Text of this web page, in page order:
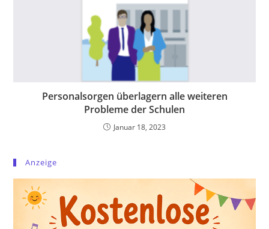
Personalsorgen überlagern alle weiteren
Probleme der Schulen
Januar 18, 2023
Anzeige